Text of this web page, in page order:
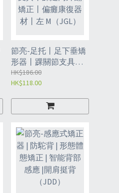
節亮-足托丨足下垂矯
形器丨踝關節支具丨
踝足內外翻矯正丨偏
癱康復器材丨左
HK$186.00
HK$118.00